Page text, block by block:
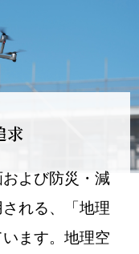
求
よび防災・減
れる、「地理
ます。地理空